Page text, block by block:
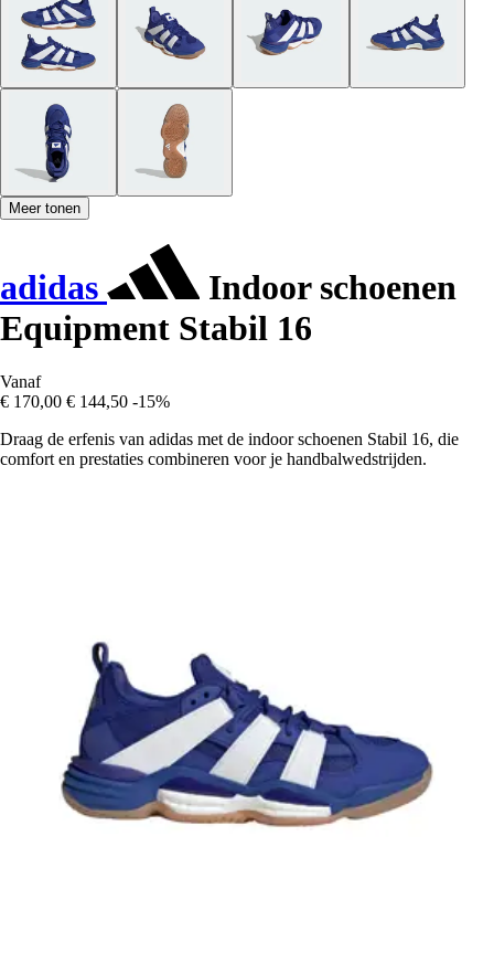
Meer tonen
adidas
Indoor schoenen
Equipment Stabil 16
Vanaf
€ 170,00 € 144,50 -15%
Draag de erfenis van adidas met de indoor schoenen Stabil 16, die
comfort en prestaties combineren voor je handbalwedstrijden.